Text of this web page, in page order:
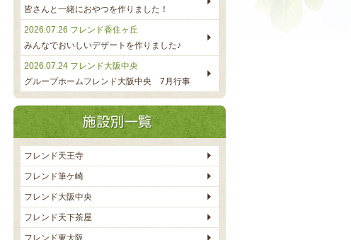
皆さんと一緒におやつを作りました！
2026.07.26 フレンド香住ヶ丘
みんなでおいしいデザートを作りました♪
2026.07.24 フレンド大阪中央
グループホームフレンド大阪中央 7月行事
フレンド天王寺
フレンド筆ケ崎
フレンド大阪中央
フレンド天下茶屋
フレンド東大阪